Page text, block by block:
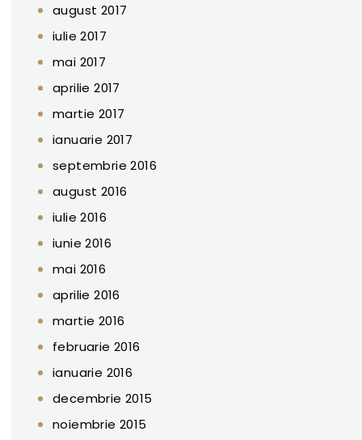
august 2017
iulie 2017
mai 2017
aprilie 2017
martie 2017
ianuarie 2017
septembrie 2016
august 2016
iulie 2016
iunie 2016
mai 2016
aprilie 2016
martie 2016
februarie 2016
ianuarie 2016
decembrie 2015
noiembrie 2015